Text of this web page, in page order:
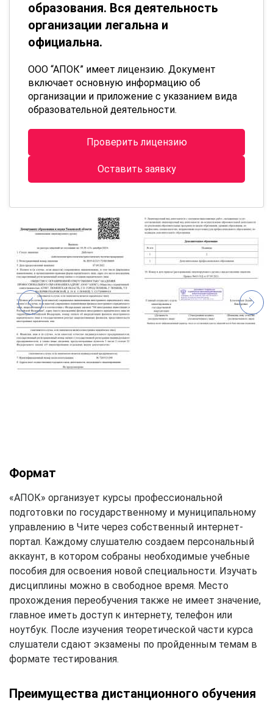
образования. Вся деятельность
организации легальна и
официальна.
ООО “АПОК” имеет лицензию. Документ
включает основную информацию об
организации и приложение с указанием вида
образовательной деятельности.
Проверить лицензию
Оставить заявку
Формат
«АПОК» организует курсы профессиональной
подготовки по государственному и муниципальному
управлению в Чите через собственный интернет-
портал. Каждому слушателю создаем персональный
аккаунт, в котором собраны необходимые учебные
пособия для освоения новой специальности. Изучать
дисциплины можно в свободное время. Место
прохождения переобучения также не имеет значение,
главное иметь доступ к интернету, телефон или
ноутбук. После изучения теоретической части курса
слушатели сдают экзамены по пройденным темам в
формате тестирования.
Преимущества дистанционного обучения